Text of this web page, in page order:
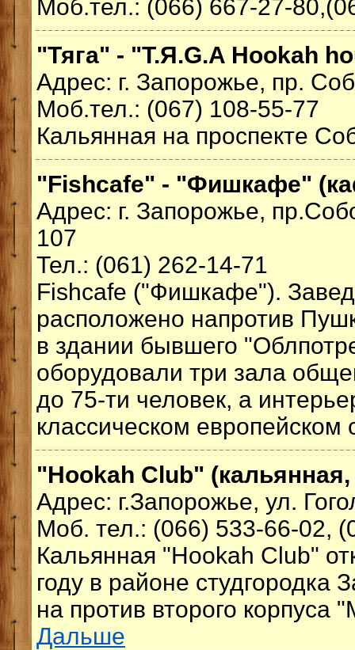
Моб.тел.: (066) 667-27-
"Тяга" - "T.Я.G.A Hookah
Адрес: г. Запорожье, пр.
Моб.тел.: (067) 108-55-77
Кальянная на проспекте
"Fishcafe" - "Фишкафе"
Адрес: г. Запорожье,
107
Тел.: (061) 262-14-71
Fishcafe ("Фишкафе").
расположено напротив
в здании бывшего
оборудовали три зала
до 75-ти человек, а
классическом европейском
"Hookah Club"
Адрес: г.Запорожье, ул.
Моб. тел.: (066) 533-66-02,
Кальянная "Hookah Club"
году в районе студгородка
на против второго корпуса
Дальше